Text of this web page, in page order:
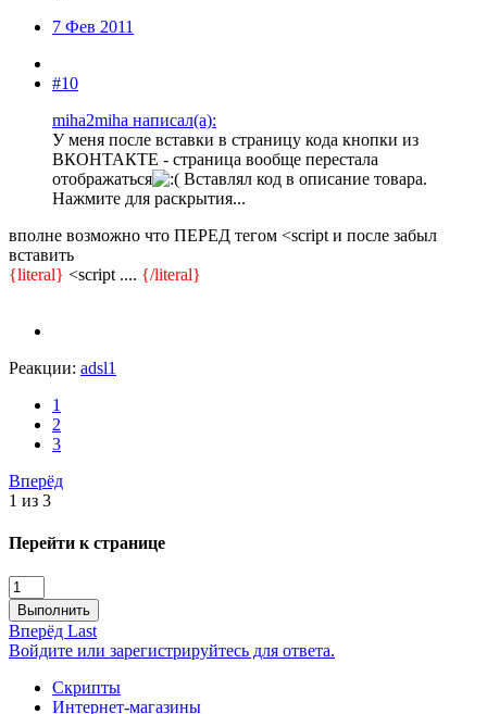
7 Фев 2011
#10
miha2miha написал(а):
У меня после вставки в страницу кода кнопки из
ВКОНТАКТЕ - страница вообще перестала
отображаться
Вставлял код в описание товара.
Нажмите для раскрытия...
вполне возможно что ПЕРЕД тегом <script и после забыл
вставить
{literal} <script .... {/literal}
Реакции: adsl1
1
2
3
Вперёд
1 из 3
Перейти к странице
Выполнить
Вперёд Last
Войдите или зарегистрируйтесь для ответа.
Скрипты
Интернет-магазины